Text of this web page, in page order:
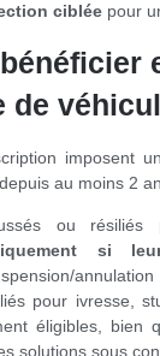
ciblée pour
de
imposent
au moins 2
ou résiliés
si
pour ivresse,
éligibles, bien
solutions sous